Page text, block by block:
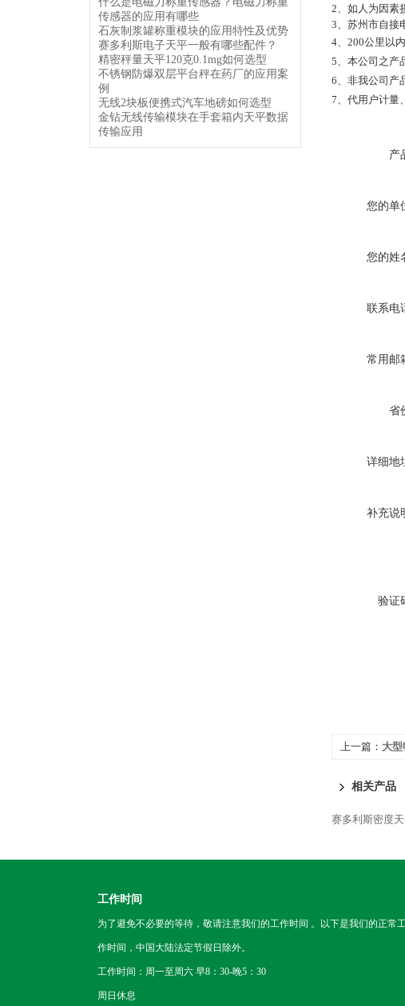
传感器的应用有哪些
石灰制浆罐称重模块的应用特性及优势
赛多利斯电子天平一般有哪些配件？
精密秤量天平120克0.1mg如何选型
不锈钢防爆双层平台秤在药厂的应用案
例
无线2块板便携式汽车地磅如何选型
金钻无线传输模块在手套箱内天平数据
传输应用
2、如人为因素
3、苏州市自接
4、200公里以
5、本公司之产
6、非我公司产
7、代用户计量
产
您的单
您的姓
联系电
常用邮
省
详细地
补充说
验证
上一篇： 大
相关产品
赛多利斯密度
工作时间
为了避免不必要的等待，敬请注意我们的工作时间 。以下是我们的正常
作时间，中国大陆法定节假日除外。
工作时间：周一至周六 早8：30-晚5：30
周日休息